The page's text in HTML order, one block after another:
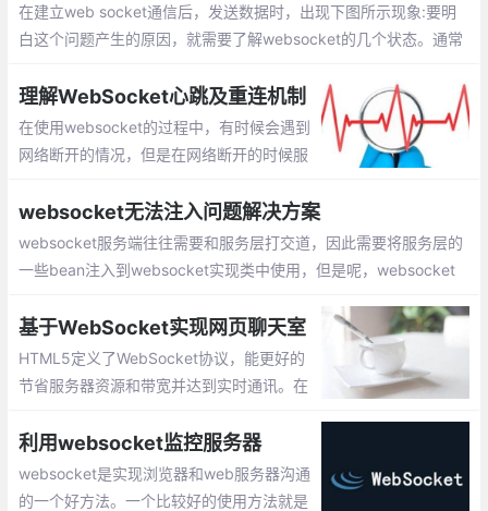
在建立web socket通信后，发送数据时，出现下图所示现象:要明
白这个问题产生的原因，就需要了解websocket的几个状态。通常
理解WebSocket心跳及重连机制
在使用websocket的过程中，有时候会遇到
网络断开的情况，但是在网络断开的时候服
有：服务器会继续向客户端发送多余的链
接，并且这些数据还会丢失
websocket无法注入问题解决方案
websocket服务端往往需要和服务层打交道，因此需要将服务层的
一些bean注入到websocket实现类中使用，但是呢，websocket
ce和@Autowire注入spring容器管理下的bean
基于WebSocket实现网页聊天室
HTML5定义了WebSocket协议，能更好的
节省服务器资源和带宽并达到实时通讯。在
一个握手的动作，然后，浏览器和服务器之
间就形成了一条快速通道。两者之间就直接
可以数据互相传送。
利用websocket监控服务器
websocket是实现浏览器和web服务器沟通
的一个好方法。一个比较好的使用方法就是